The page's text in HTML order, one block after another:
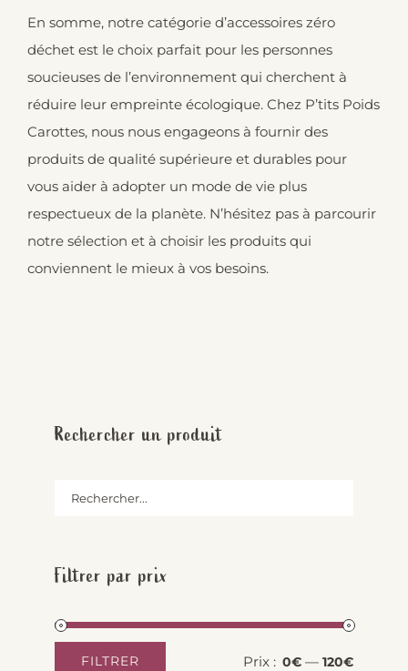
En somme, notre catégorie d’accessoires zéro
déchet est le choix parfait pour les personnes
soucieuses de l’environnement qui cherchent à
réduire leur empreinte écologique. Chez P’tits Poids
Carottes, nous nous engageons à fournir des
produits de qualité supérieure et durables pour
vous aider à adopter un mode de vie plus
respectueux de la planète. N’hésitez pas à parcourir
notre sélection et à choisir les produits qui
conviennent le mieux à vos besoins.
Rechercher un produit
Filtrer par prix
FILTRER Prix : 0€ — 120€